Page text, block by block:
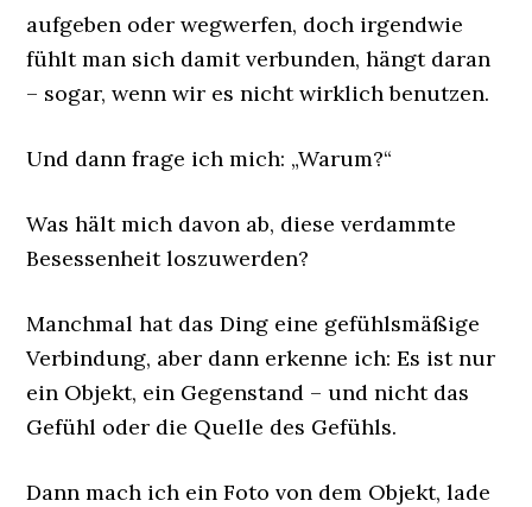
aufgeben oder wegwerfen, doch irgendwie
fühlt man sich damit verbunden, hängt daran
– sogar, wenn wir es nicht wirklich benutzen.
Und dann frage ich mich: „Warum?“
Was hält mich davon ab, diese verdammte
Besessenheit loszuwerden?
Manchmal hat das Ding eine gefühlsmäßige
Verbindung, aber dann erkenne ich: Es ist nur
ein Objekt, ein Gegenstand – und nicht das
Gefühl oder die Quelle des Gefühls.
Dann mach ich ein Foto von dem Objekt, lade